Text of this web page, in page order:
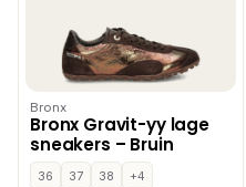
Bronx
Bronx Gravit-yy lage
sneakers – Bruin
36 37 38
+4